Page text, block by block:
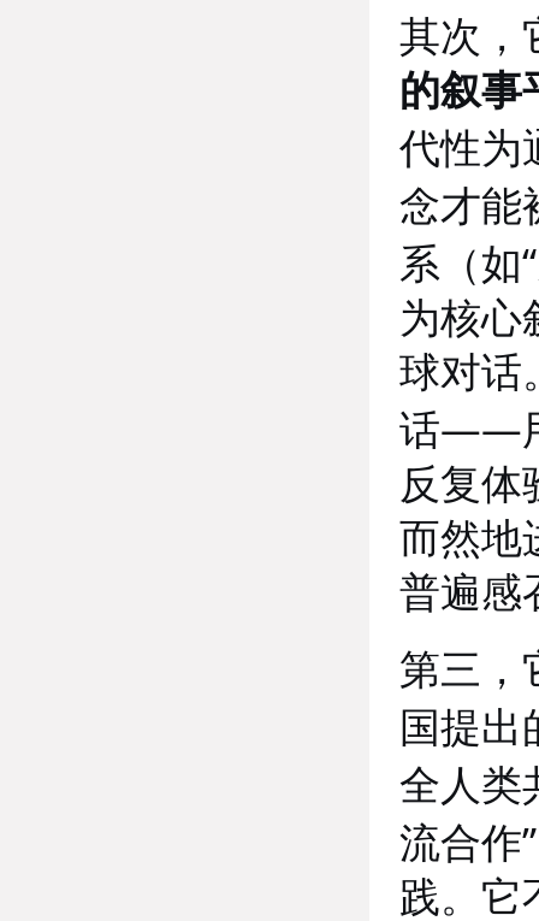
其次，
的叙事
代性为
念才能
系（如“
为核心
球对话
话——
反复体
而然地
普遍感
第三，
国提出
全人类
流合作”
践。它